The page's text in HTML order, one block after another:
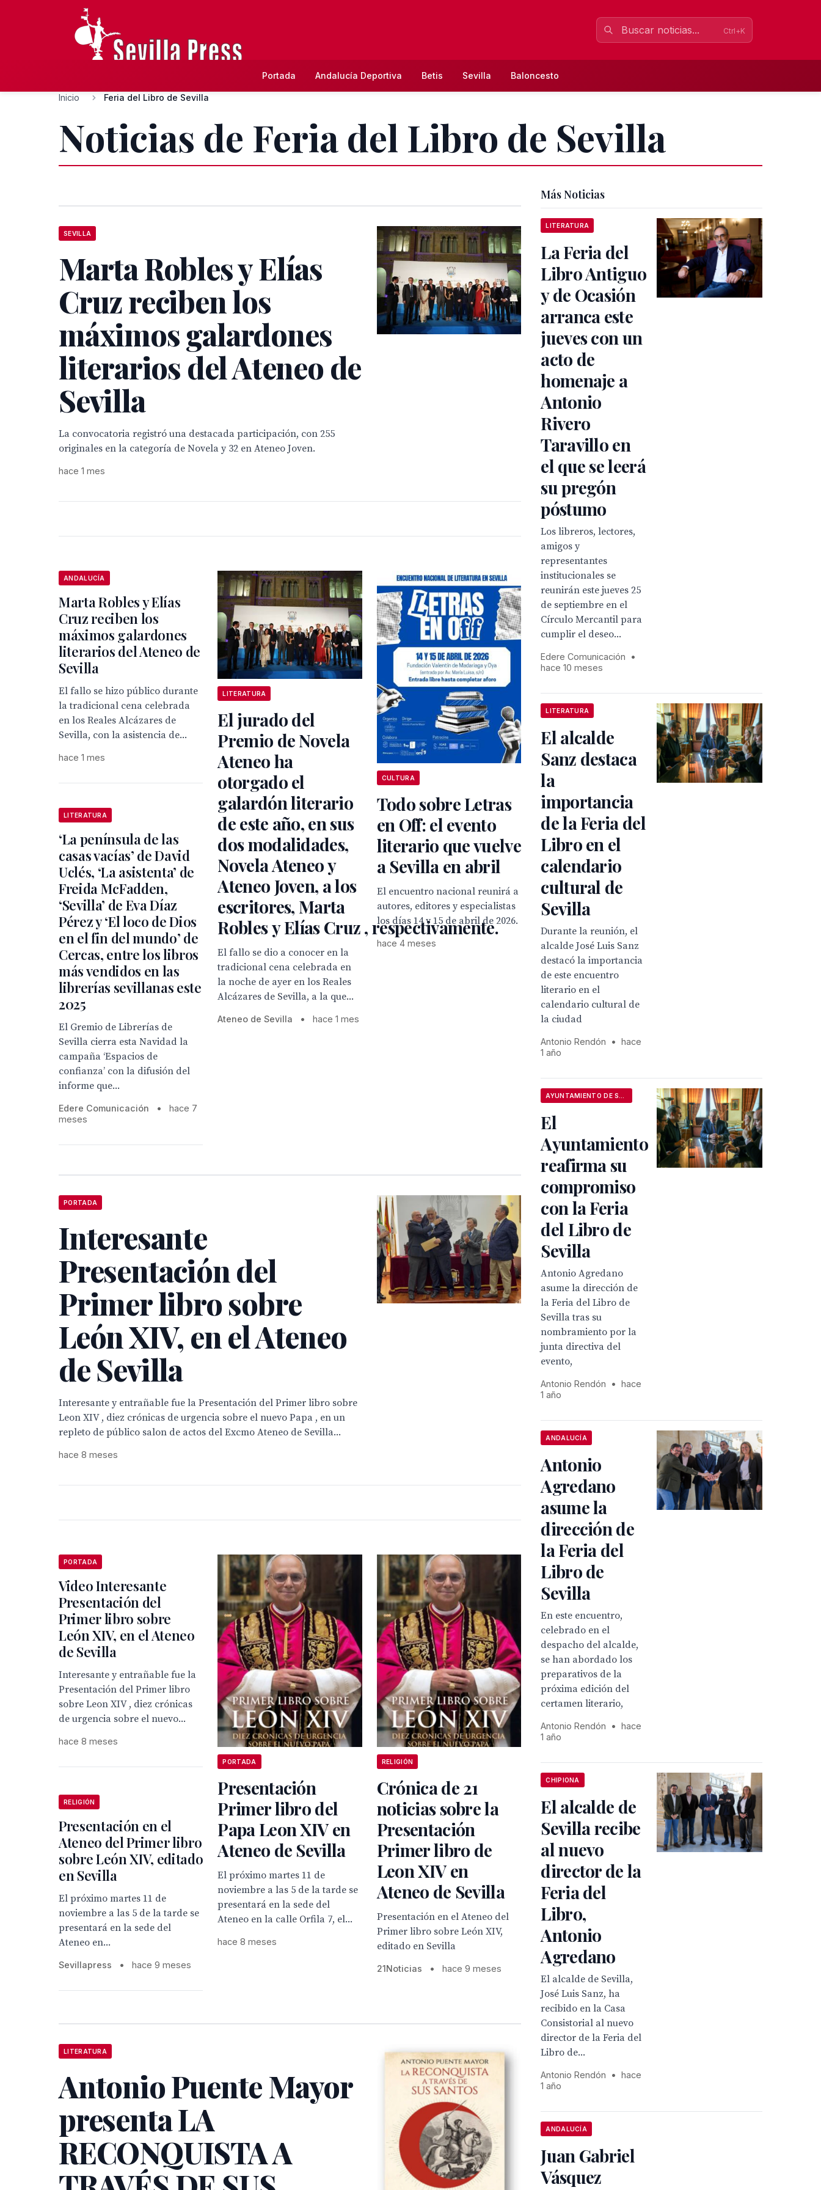
Ctrl+K
Portada Andalucía Deportiva Betis Sevilla Baloncesto
Inicio Feria del Libro de Sevilla
Noticias de Feria del Libro de Sevilla
SEVILLA
Marta Robles y Elías
Cruz reciben los
máximos galardones
literarios del Ateneo de
Sevilla
La convocatoria registró una destacada participación, con 255
originales en la categoría de Novela y 32 en Ateneo Joven.
hace 1 mes
ANDALUCÍA
Marta Robles y Elías
Cruz reciben los
máximos galardones
literarios del Ateneo de
Sevilla
El fallo se hizo público durante
la tradicional cena celebrada
en los Reales Alcázares de
Sevilla, con la asistencia de...
hace 1 mes
LITERATURA
El jurado del
Premio de Novela
Ateneo ha
otorgado el
galardón literario
de este año, en sus
dos modalidades,
Novela Ateneo y
Ateneo Joven, a los
escritores, Marta
Robles y Elías Cruz , respectivamente.
El fallo se dio a conocer en la
tradicional cena celebrada en
la noche de ayer en los Reales
Alcázares de Sevilla, a la que...
Ateneo de Sevilla • hace 1 mes
CULTURA
Todo sobre Letras
en Off: el evento
literario que vuelve
a Sevilla en abril
El encuentro nacional reunirá a
autores, editores y especialistas
los días 14 y 15 de abril de 2026.
hace 4 meses
LITERATURA
‘La península de las
casas vacías’ de David
Uclés, ‘La asistenta’ de
Freida McFadden,
‘Sevilla’ de Eva Díaz
Pérez y ‘El loco de Dios
en el fin del mundo’ de
Cercas, entre los libros
más vendidos en las
librerías sevillanas este
2025
El Gremio de Librerías de
Sevilla cierra esta Navidad la
campaña ‘Espacios de
confianza’ con la difusión del
informe que...
Edere Comunicación •
hace 7
meses
PORTADA
Interesante
Presentación del
Primer libro sobre
León XIV, en el Ateneo
de Sevilla
Interesante y entrañable fue la Presentación del Primer libro sobre
Leon XIV , diez crónicas de urgencia sobre el nuevo Papa , en un
repleto de público salon de actos del Excmo Ateneo de Sevilla...
hace 8 meses
PORTADA
Video Interesante
Presentación del
Primer libro sobre
León XIV, en el Ateneo
de Sevilla
Interesante y entrañable fue la
Presentación del Primer libro
sobre Leon XIV , diez crónicas
de urgencia sobre el nuevo...
hace 8 meses
PORTADA
Presentación
Primer libro del
Papa Leon XIV en
Ateneo de Sevilla
El próximo martes 11 de
noviembre a las 5 de la tarde se
presentará en la sede del
Ateneo en la calle Orfila 7, el...
hace 8 meses
RELIGIÓN
Crónica de 21
noticias sobre la
Presentación
Primer libro de
Leon XIV en
Ateneo de Sevilla
Presentación en el Ateneo del
Primer libro sobre León XIV,
editado en Sevilla
21Noticias • hace 9 meses
RELIGIÓN
Presentación en el
Ateneo del Primer libro
sobre León XIV, editado
en Sevilla
El próximo martes 11 de
noviembre a las 5 de la tarde se
presentará en la sede del
Ateneo en...
Sevillapress • hace 9 meses
LITERATURA
Antonio Puente Mayor
presenta LA
RECONQUISTA A
Más Noticias
LITERATURA
La Feria del
Libro Antiguo
y de Ocasión
arranca este
jueves con un
acto de
homenaje a
Antonio
Rivero
Taravillo en
el que se leerá
su pregón
póstumo
Los libreros, lectores,
amigos y
representantes
institucionales se
reunirán este jueves 25
de septiembre en el
Círculo Mercantil para
cumplir el deseo...
Edere Comunicación
•
hace 10 meses
LITERATURA
El alcalde
Sanz destaca
la
importancia
de la Feria del
Libro en el
calendario
cultural de
Sevilla
Durante la reunión, el
alcalde José Luis Sanz
destacó la importancia
de este encuentro
literario en el
calendario cultural de
la ciudad
Antonio Rendón •
hace
1 año
El
Ayuntamiento
reafirma su
compromiso
con la Feria
del Libro de
Sevilla
Antonio Agredano
asume la dirección de
la Feria del Libro de
Sevilla tras su
nombramiento por la
junta directiva del
evento,
Antonio Rendón •
hace
1 año
ANDALUCÍA
Antonio
Agredano
asume la
dirección de
la Feria del
Libro de
Sevilla
En este encuentro,
celebrado en el
despacho del alcalde,
se han abordado los
preparativos de la
próxima edición del
certamen literario,
Antonio Rendón •
hace
1 año
CHIPIONA
El alcalde de
Sevilla recibe
al nuevo
director de la
Feria del
Libro,
Antonio
Agredano
El alcalde de Sevilla,
José Luis Sanz, ha
recibido en la Casa
Consistorial al nuevo
director de la Feria del
Libro de...
Antonio Rendón •
hace
1 año
ANDALUCÍA
Juan Gabriel
Vásquez